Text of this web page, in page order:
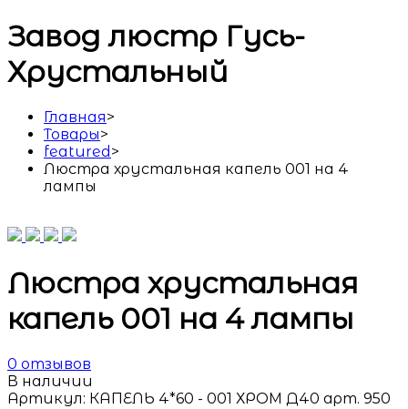
Завод люстр Гусь-
Хрустальный
Главная>
Товары>
featured >
Люстра хрустальная капель 001 на 4
лампы
Люстра хрустальная
капель 001 на 4 лампы
0 отзывов
В наличии
Артикул: КАПЕЛЬ 4*60 - 001 ХРОМ Д40 арт. 950